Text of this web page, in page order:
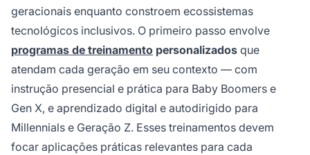
geracionais enquanto constroem ecossistemas
tecnológicos inclusivos. O primeiro passo envolve
programas de treinamento personalizados que
atendam cada geração em seu contexto — com
instrução presencial e prática para Baby Boomers e
Gen X, e aprendizado digital e autodirigido para
Millennials e Geração Z. Esses treinamentos devem
focar aplicações práticas relevantes para cada